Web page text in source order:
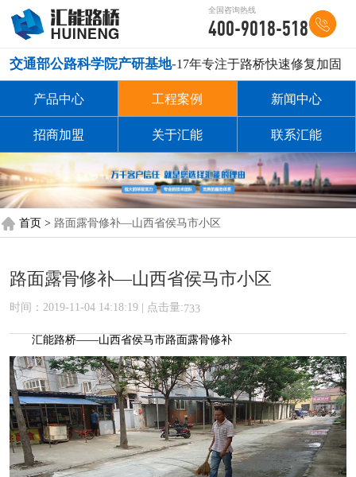
全国咨询热线
400-9018-518
交通部公路科学院产研基地-17年专注于路桥快速修复加固
产品中心 工程案例 新闻中心
招商加盟 关于汇能 联系汇能
首页 > 路面露骨修补—山西省侯马市小区
路面露骨修补—山西省侯马市小区
时间：2019-11-04 14:18:19 | 点击量:733
汇能路桥——山西省侯马市路面露骨修补